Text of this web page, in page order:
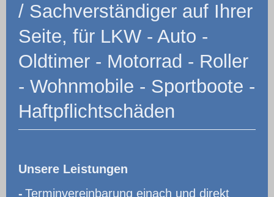
/ Sachverständiger auf Ihrer
Seite, für LKW - Auto -
Oldtimer - Motorrad - Roller
- Wohnmobile - Sportboote -
Haftpflichtschäden
Unsere Leistungen
- Terminvereinbarung einach und direkt